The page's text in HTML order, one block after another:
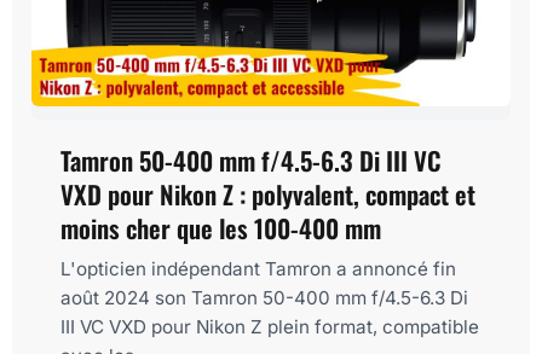
Tamron 50-400 mm f/4.5-6.3 Di III VC
VXD pour Nikon Z : polyvalent, compact et
moins cher que les 100-400 mm
L'opticien indépendant Tamron a annoncé fin
août 2024 son Tamron 50-400 mm f/4.5-6.3 Di
III VC VXD pour Nikon Z plein format, compatible